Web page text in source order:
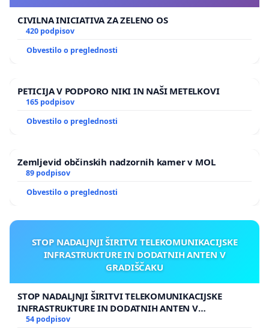
CIVILNA INICIATIVA ZA ZELENO OS
420 podpisov
Obvestilo o preglednosti
PETICIJA V PODPORO NIKI IN NAŠI METELKOVI
165 podpisov
Obvestilo o preglednosti
Zemljevid občinskih nadzornih kamer v MOL
89 podpisov
Obvestilo o preglednosti
STOP NADALJNJI ŠIRITVI TELEKOMUNIKACIJSKE
INFRASTRUKTURE IN DODATNIH ANTEN V
GRADIŠČAKU
STOP NADALJNJI ŠIRITVI TELEKOMUNIKACIJSKE
INFRASTRUKTURE IN DODATNIH ANTEN V
GRADIŠČAKU
54 podpisov